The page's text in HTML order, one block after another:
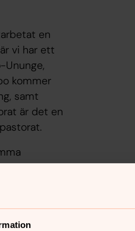
en
vi har ett
Ununge,
kommer
samt
är det en
de
sedan
specifika
med